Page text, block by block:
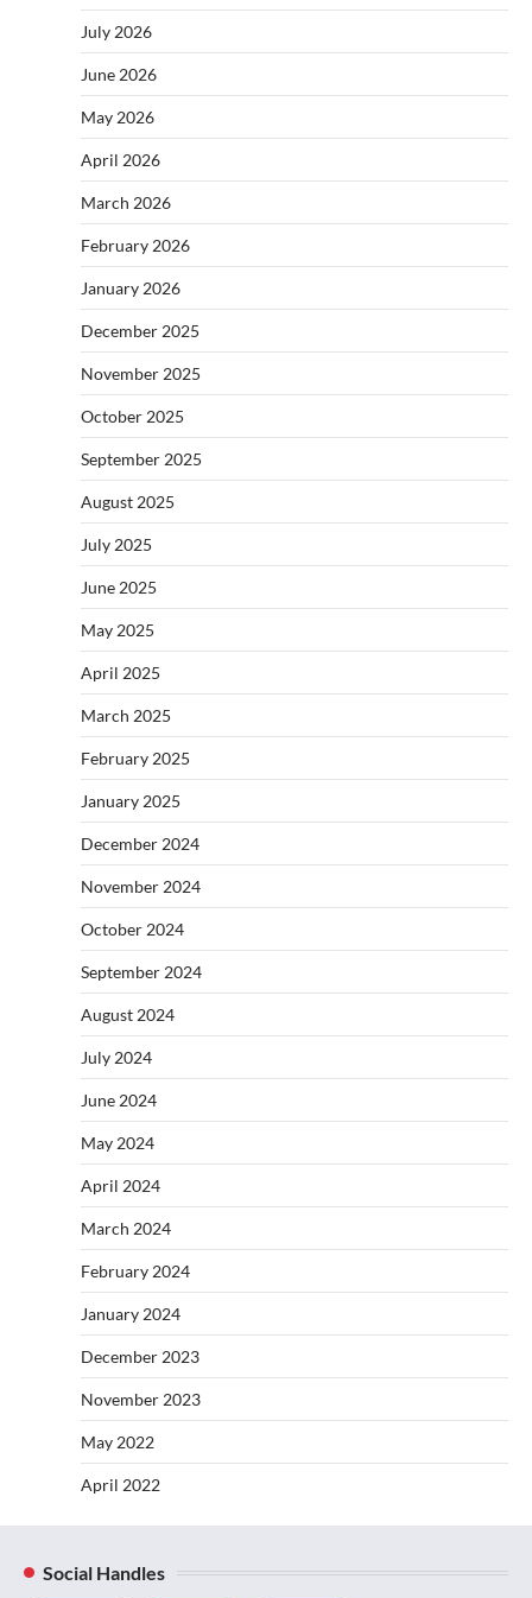
July 2026
June 2026
May 2026
April 2026
March 2026
February 2026
January 2026
December 2025
November 2025
October 2025
September 2025
August 2025
July 2025
June 2025
May 2025
April 2025
March 2025
February 2025
January 2025
December 2024
November 2024
October 2024
September 2024
August 2024
July 2024
June 2024
May 2024
April 2024
March 2024
February 2024
January 2024
December 2023
November 2023
May 2022
April 2022
Social Handles